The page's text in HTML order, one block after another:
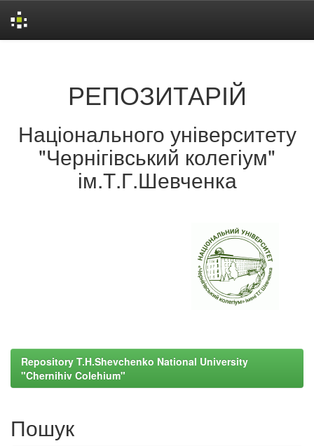
РЕПОЗИТАРІЙ
Національного університету
"Чернігівський колегіум"
ім.Т.Г.Шевченка
Repository T.H.Shevchenko National University
"Chernihiv Colehium"
Пошук